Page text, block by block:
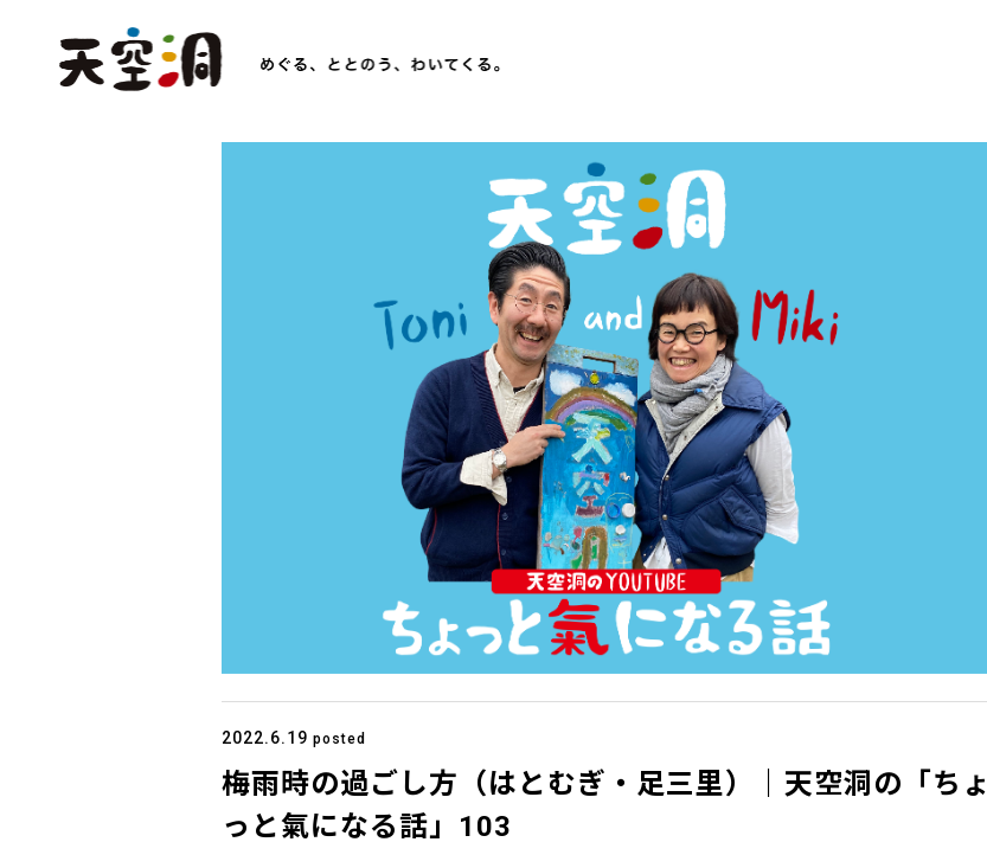
2022.6.19 posted
梅雨時の過ごし方（はとむぎ・足三里）｜天空洞の「ちょ
っと氣になる話」103